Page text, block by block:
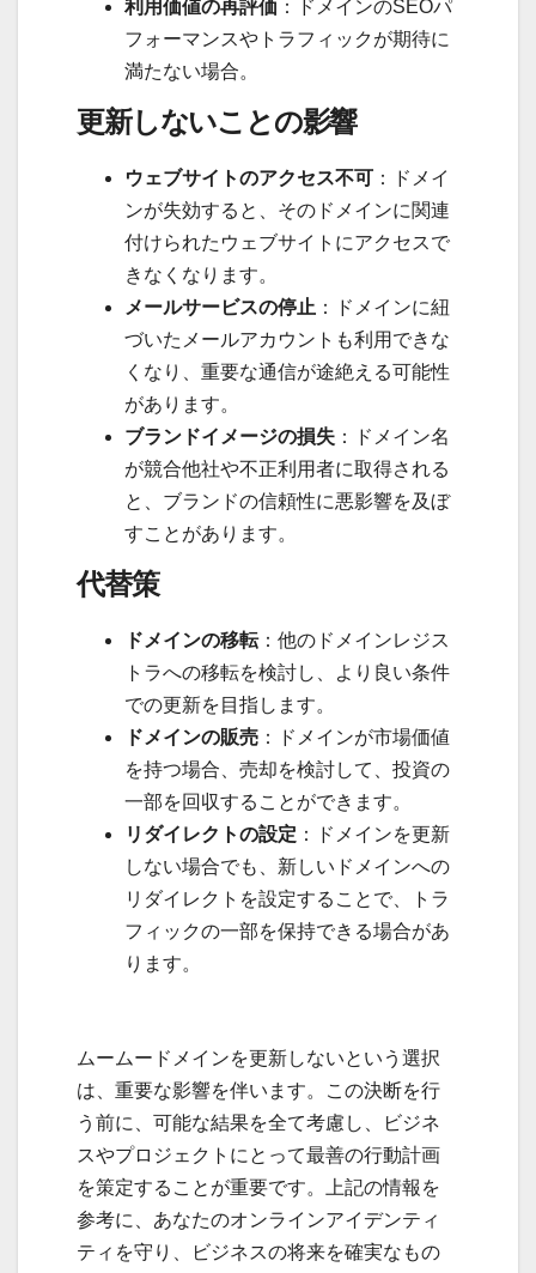
利用価値の再評価 ：ドメインのSEOパ
フォーマンスやトラフィックが期待に
満たない場合。
更新しないことの影響
ウェブサイトのアクセス不可 ：ドメイ
ンが失効すると、そのドメインに関連
付けられたウェブサイトにアクセスで
きなくなります。
メールサービスの停止 ：ドメインに紐
づいたメールアカウントも利用できな
くなり、重要な通信が途絶える可能性
があります。
ブランドイメージの損失 ：ドメイン名
が競合他社や不正利用者に取得される
と、ブランドの信頼性に悪影響を及ぼ
すことがあります。
代替策
ドメインの移転：他のドメインレジス
トラへの移転を検討し、より良い条件
での更新を目指します。
ドメインの販売 ：ドメインが市場価値
を持つ場合、売却を検討して、投資の
一部を回収することができます。
リダイレクトの設定 ：ドメインを更新
しない場合でも、新しいドメインへの
リダイレクトを設定することで、トラ
フィックの一部を保持できる場合があ
ります。
ムームードメインを更新しないという選択
は、重要な影響を伴います。この決断を行
う前に、可能な結果を全て考慮し、ビジネ
スやプロジェクトにとって最善の行動計画
を策定することが重要です。上記の情報を
参考に、あなたのオンラインアイデンティ
ティを守り、ビジネスの将来を確実なもの